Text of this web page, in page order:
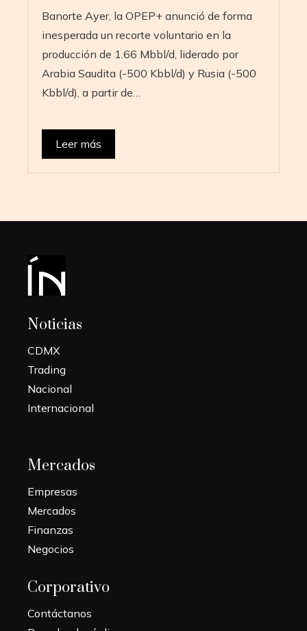
Banorte Ayer, la OPEP+ anunció de forma
inesperada un recorte voluntario en la
producción de 1.66 Mbbl/d, liderado por
Arabia Saudita (-500 Kbbl/d) y Rusia (-500
Kbbl/d), a partir de…
Leer más
Noticias
CDMX
Trading
Nacional
Internacional
Mercados
Empresas
Mercados
Finanzas
Negocios
Corporativo
Contáctanos